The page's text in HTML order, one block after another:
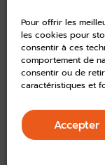
Pour offrir les
les cookies pour
consentir à ces
comportement de
consentir ou de
caractéristiques et
Accepter